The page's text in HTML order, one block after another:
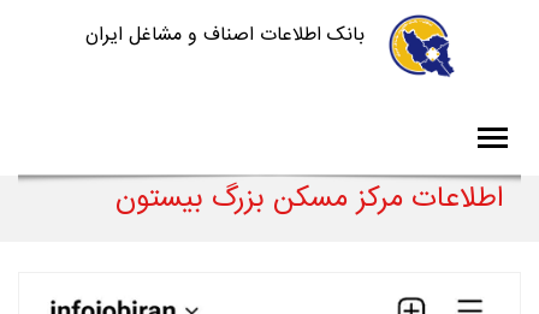
بانک اطلاعات اصناف و مشاغل ایران
اطلاعات مرکز مسکن بزرگ بیستون